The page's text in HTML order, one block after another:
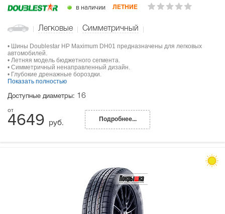
в наличии ЛЕТНИЕ
Легковые Симметричный
• Шины Doublestar HP Maximum DH01 предназначены для легковых
автомобилей.
• Летняя модель бюджетного сегмента.
• Симметричный ненаправленный дизайн.
• Глубокие дренажные бороздки.
Показать полностью
Доступные диаметры: 16
4649 руб. Подробнее...